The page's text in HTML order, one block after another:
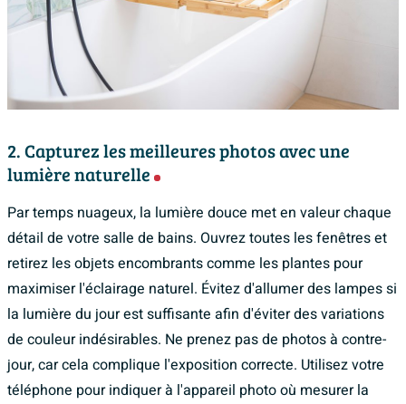
2. Capturez les meilleuresphotos avec une
lumière naturelle
Par temps nuageux, la lumière douce met en valeur chaque
détail de votre salle de bains. Ouvrez toutes les fenêtres et
retirez les objets encombrants comme les plantes pour
maximiser l'éclairage naturel. Évitez d'allumer des lampes si
la lumière du jour est suffisante afin d'éviter des variations
de couleur indésirables. Ne prenez pas de photos à contre-
jour, car cela complique l'exposition correcte. Utilisez votre
téléphone pour indiquer à l'appareil photo où mesurer la